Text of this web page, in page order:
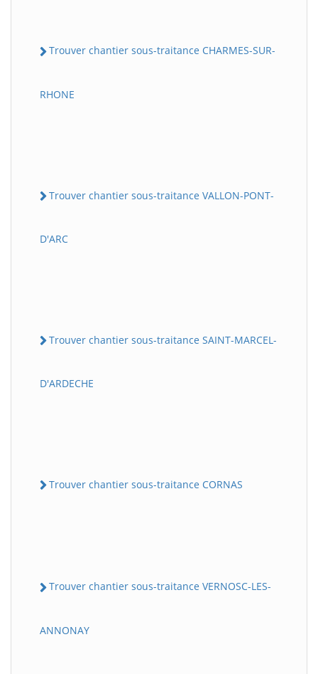
Trouver chantier sous-traitance CHARMES-SUR-
RHONE
Trouver chantier sous-traitance VALLON-PONT-
D'ARC
Trouver chantier sous-traitance SAINT-MARCEL-
D'ARDECHE
Trouver chantier sous-traitance CORNAS
Trouver chantier sous-traitance VERNOSC-LES-
ANNONAY